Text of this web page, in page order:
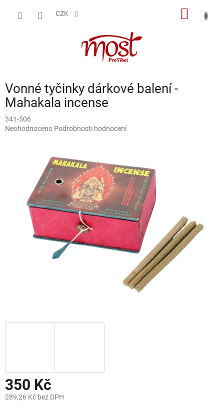
CZK
Vonné tyčinky dárkové balení -
Mahakala incense
341-506
Průměrné
hvězdiček.
Neohodnoceno Podrobnosti hodnocení
350 Kč
289,26 Kč bez DPH